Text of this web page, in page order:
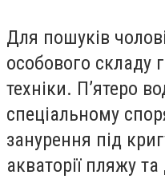
Для пошуків
особового складу
техніки. П’ятеро
спеціальному
занурення під
акваторії пляжу